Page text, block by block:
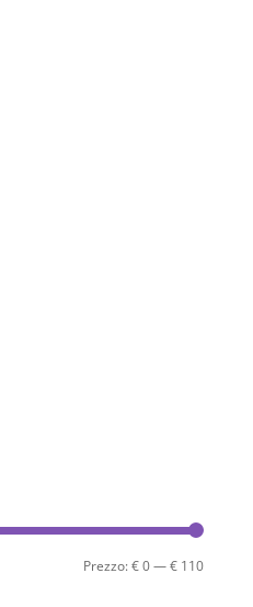
Prezzo
Prezzo
Prezzo:€ 0—€ 110